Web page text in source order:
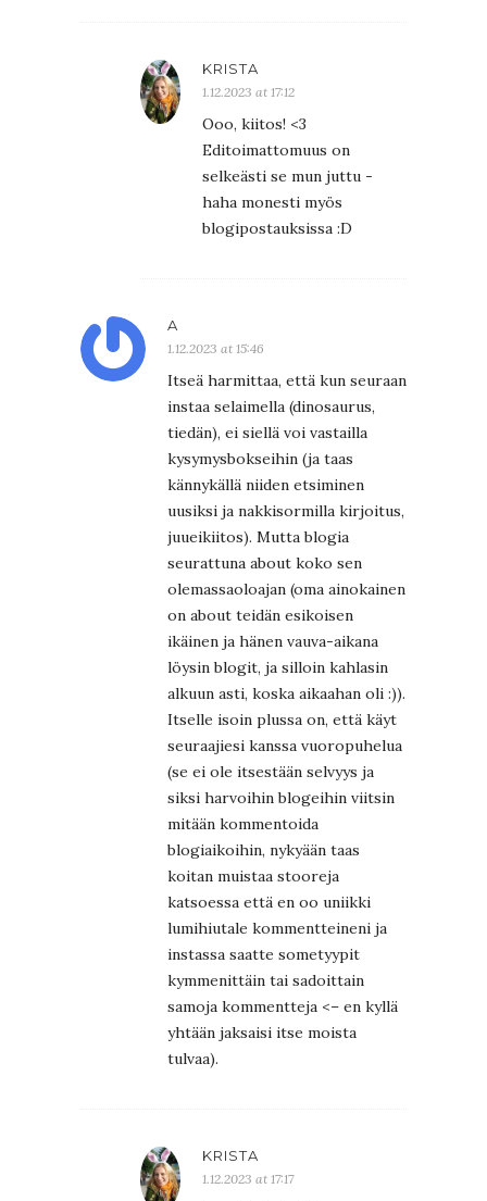
KRISTA
1.12.2023 at 17:12
Ooo, kiitos! <3
Editoimattomuus on
selkeästi se mun juttu -
haha monesti myös
blogipostauksissa :D
A
1.12.2023 at 15:46
Itseä harmittaa, että kun seuraan
instaa selaimella (dinosaurus,
tiedän), ei siellä voi vastailla
kysymysbokseihin (ja taas
kännykällä niiden etsiminen
uusiksi ja nakkisormilla kirjoitus,
juueikiitos). Mutta blogia
seurattuna about koko sen
olemassaoloajan (oma ainokainen
on about teidän esikoisen
ikäinen ja hänen vauva-aikana
löysin blogit, ja silloin kahlasin
alkuun asti, koska aikaahan oli :)).
Itselle isoin plussa on, että käyt
seuraajiesi kanssa vuoropuhelua
(se ei ole itsestään selvyys ja
siksi harvoihin blogeihin viitsin
mitään kommentoida
blogiaikoihin, nykyään taas
koitan muistaa stooreja
katsoessa että en oo uniikki
lumihiutale kommentteineni ja
instassa saatte sometyypit
kymmenittäin tai sadoittain
samoja kommentteja <– en kyllä
yhtään jaksaisi itse moista
tulvaa).
KRISTA
1.12.2023 at 17:17